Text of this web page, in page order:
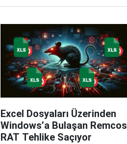
Excel Dosyaları Üzerinden
Windows’a Bulaşan Remcos
RAT Tehlike Saçıyor